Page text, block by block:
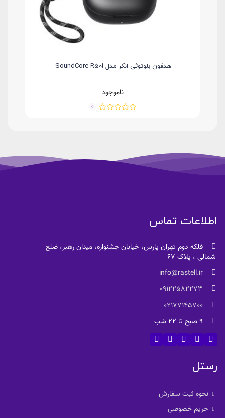
هدفون بلوتوثی انکر مدل SoundCore R50i
ناموجود
0
اطلاعات تماس
فلکه دوم تهران پارس، خیابان جشنواره، میدان رهبر، ضلع
شمالی ، پلاک 67
info@rastell.ir
09122582273
02177145700
9 صبح تا 22 شب
رستل
نحوه ثبت سفارش
حریم خصوصی